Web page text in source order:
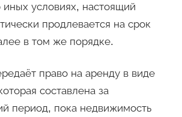
условиях, настоящий
продлевается на срок
в том же порядке.
право на аренду в виде
составлена за
период, пока недвижимость